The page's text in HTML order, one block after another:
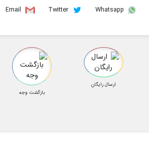
Whatsapp
Twitter
Email
ارسال رایگان
بازگشت وجه